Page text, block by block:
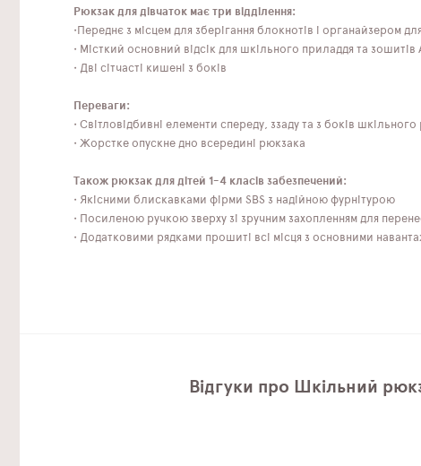
Рюкзак для дівчаток має три відділення:
•Переднє з місцем для зберігання блокнотів і органайзером
• Місткий основний відсік для шкільного приладдя та зошитів
• Дві сітчасті кишені з боків
Переваги:
• Світловідбивні елементи спереду, ззаду та з боків
• Жорстке опускне дно всередині рюкзака
Також рюкзак для дітей 1-4 класів забезпечений:
• Якісними блискавками фірми SBS з надійною фурнітурою
• Посиленою ручкою зверху зі зручним захопленням для
• Додатковими рядками прошиті всі місця з основними
Відгуки про Шкільний